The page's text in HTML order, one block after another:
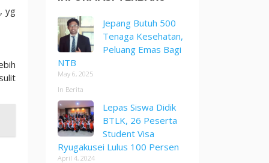
yg
Jepang Butuh 500
Tenaga Kesehatan,
Peluang Emas Bagi
NTB
May 6, 2025
In Berita
Lepas Siswa Didik
BTLK, 26 Peserta
Student Visa
Ryugakusei Lulus 100 Persen
April 4, 2024